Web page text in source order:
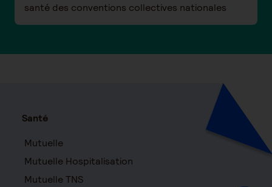
santé des conventions collectives nationales
Santé
Mutuelle
Mutuelle Hospitalisation
Mutuelle TNS